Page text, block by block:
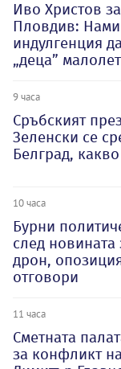
Иво Христов
Пловдив:
индулгенция
„деца”
9 часа
Сръбският
Зеленски се
Белград,
10 часа
Бурни
след
дрон,
отговори
11 часа
Сметната
за конфликт